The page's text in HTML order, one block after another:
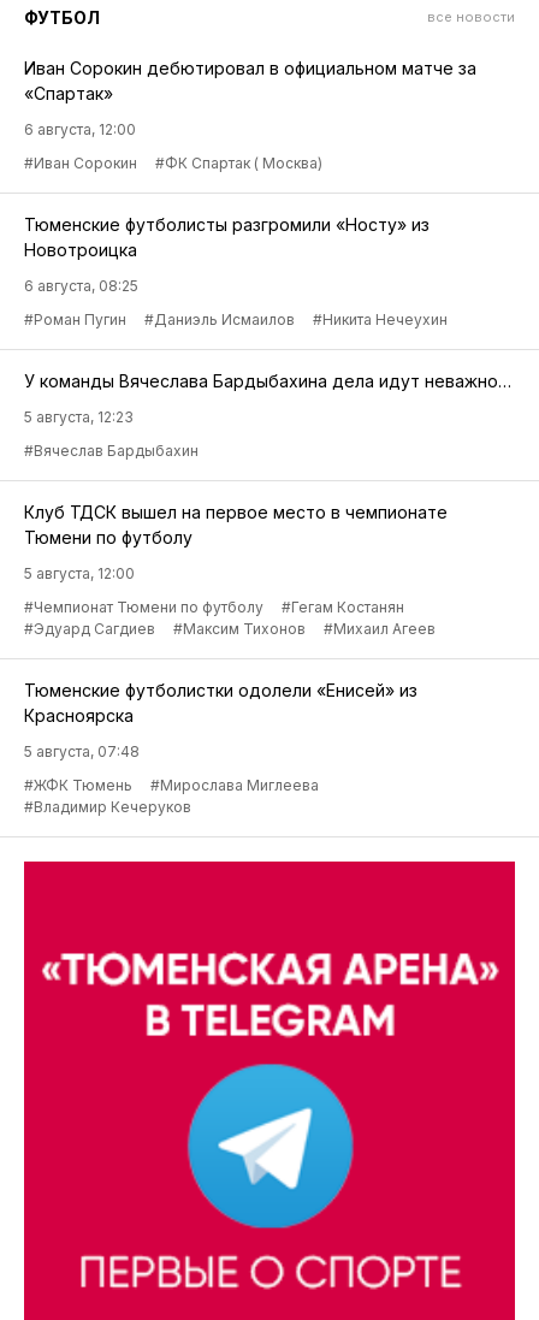
ФУТБОЛ все новости
Иван Сорокин дебютировал в официальном матче за
«Спартак»
6 августа, 12:00
#Иван Сорокин
#ФК Спартак ( Москва)
Тюменские футболисты разгромили «Носту» из
Новотроицка
6 августа, 08:25
#Роман Пугин
#Даниэль Исмаилов #Никита Нечеухин
У команды Вячеслава Бардыбахина дела идут неважно…
5 августа, 12:23
#Вячеслав Бардыбахин
Клуб ТДСК вышел на первое место в чемпионате
Тюмени по футболу
5 августа, 12:00
#Чемпионат Тюмени по футболу
#Гегам Костанян
#Эдуард Сагдиев
#Максим Тихонов #Михаил Агеев
Тюменские футболистки одолели «Енисей» из
Красноярска
5 августа, 07:48
#ЖФК Тюмень
#Мирослава Миглеева
#Владимир Кечеруков